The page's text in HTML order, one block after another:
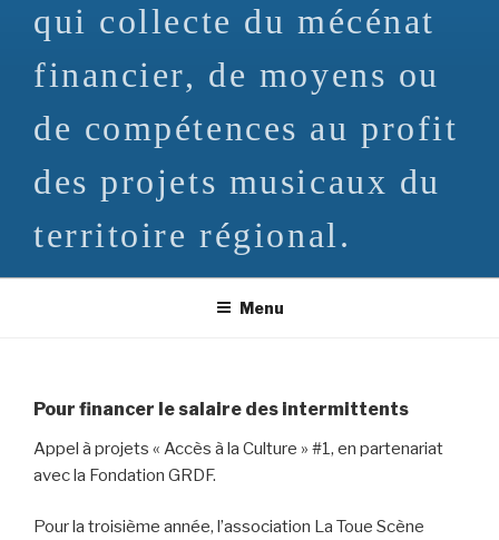
qui collecte du mécénat
financier, de moyens ou
de compétences au profit
des projets musicaux du
territoire régional.
Menu
Pour financer le salaire des intermittents
Appel à projets « Accès à la Culture » #1, en partenariat
avec la Fondation GRDF.
Pour la troisième année, l’association La Toue Scène